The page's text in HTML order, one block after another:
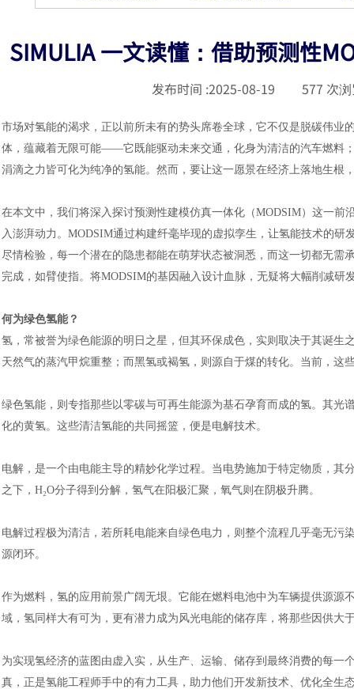
SIMULIA 一文读懂：借助预测性
发布时间 :2025-08-19 577 次
市场对氢能的渴求，正以前所未有的势头席卷全球，它不仅是脱碳伟
体，蕴藏着无限可能——它既能驱动未来交通，化身为清洁的汽车燃料
涓滴之力皆可化为纯净的氢能。然而，要让这一愿景在经济上落地生根
在本文中，我们将深入探讨预测性建模仿真一体化（MODSIM）这一前
入澎湃动力。MODSIM通过构建纤毫毕现的虚拟孪生，让氢能技术的
尽情检验，每一个潜在的隐患都能在萌芽状态被洞悉，而这一切都无
完成，如臂使指。将MODSIM的基因融入设计血脉，无疑将大幅削减研
何为绿色氢能？
氢，常被誉为绿色能源的明日之星，但其环保成色，实则取决于其诞
天然气的蒸汽甲烷重整；而黑氢或褐氢，则源自于煤的转化。当前，这
绿色氢能，则专指那些以零碳与可再生能源为基石孕育而成的氢。其
化的黄氢。这些清洁氢能的共同摇篮，便是电解技术。
电解，是一个由电能主导的精妙化学过程。当电势施加于特定物质，
之下， H₂O分子得到分解，氢气在阳极汇聚，氧气则在阴极升腾。
电解过程极为清洁，若所耗电能来自绿色电力，则整个流程几乎毫无
源闭环。
作为燃料，氢的应用前景广阔无垠。它能在燃料电池中为车辆提供源
域，氢同样大有可为，更有潜力成为风光电能的储存库，将那些因供大
为实现氢经济的蓝图由虚入实，从生产、运输、储存到最终消费的每一
真，正是氢能工程师手中的有力工具，助力他们开发新技术、优化全生